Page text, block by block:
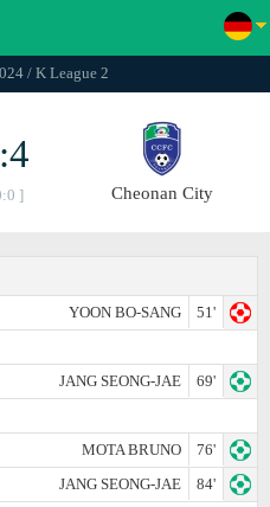
/ K League 2
] Cheonan City
YOON BO-SANG
51'
JANG SEONG-JAE
69'
MOTA BRUNO
76'
JANG SEONG-JAE
84'